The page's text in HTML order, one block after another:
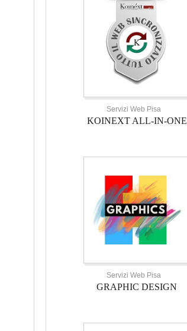
Servizi Web Pisa
KOINEXT ALL-IN-ONE
Servizi Web Pisa
GRAPHIC DESIGN